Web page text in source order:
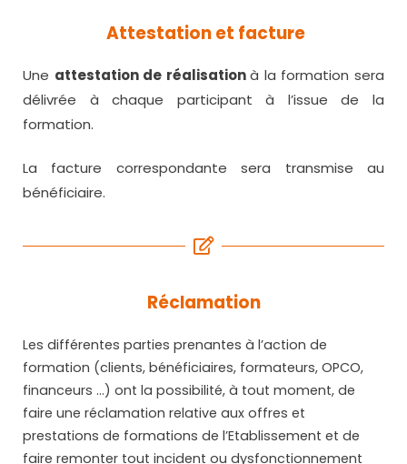
Attestation et facture
Une attestation de réalisationà la formation sera
délivrée à chaque participant à l’issue de la
formation.
La facture correspondante sera transmise au
bénéficiaire.
Réclamation
Les différentes parties prenantes à l’action de
formation (clients, bénéficiaires, formateurs, OPCO,
financeurs …) ont la possibilité, à tout moment, de
faire une réclamation relative aux offres et
prestations de formations de l’Etablissement et de
faire remonter tout incident ou dysfonctionnement